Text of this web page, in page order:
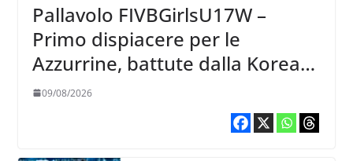
Pallavolo FIVBGirlsU17W –
Primo dispiacere per le
Azzurrine, battute dalla Korea
3-1
09/08/2026